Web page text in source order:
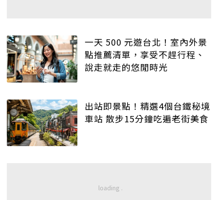
一天 500 元遊台北！室內外景
點推薦清單，享受不趕行程、
說走就走的悠閒時光
出站即景點！精選4個台鐵秘境
車站 散步15分鐘吃遍老街美食